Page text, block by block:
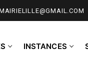
INSTANCES